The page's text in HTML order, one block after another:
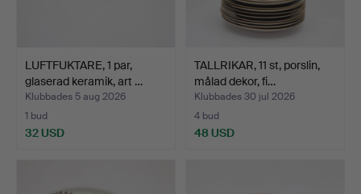
LUFTFUKTARE, 1 par,
glaserad keramik, art …
Klubbades 5 aug 2026
1 bud
32 USD
TALLRIKAR, 11 st, porslin,
målad dekor, fi…
Klubbades 30 jul 2026
4 bud
48 USD